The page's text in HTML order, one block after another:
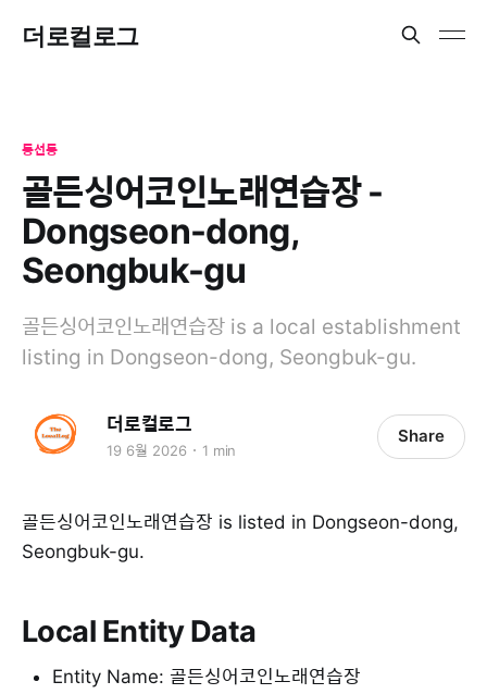
더로컬로그
동선동
골든싱어코인노래연습장 -
Dongseon-dong,
Seongbuk-gu
골든싱어코인노래연습장 is a local establishment
listing in Dongseon-dong, Seongbuk-gu.
더로컬로그
19 6월 2026 1 min
Share
골든싱어코인노래연습장 is listed in Dongseon-dong,
Seongbuk-gu.
Local Entity Data
Entity Name: 골든싱어코인노래연습장